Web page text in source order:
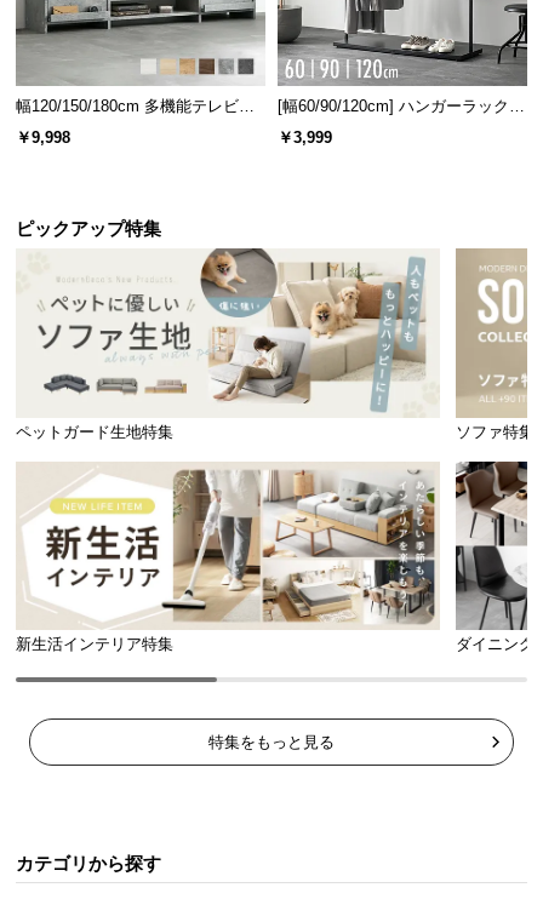
幅120/150/180cm 多機能テレビボ
ード 木目/石目調 オープン収納・
￥9,998
[幅60/90/120cm] ハンガーラック
スチール 4段階高さ調節 サイドフ
￥3,999
ピックアップ特集
ペットガード生地特集 ソファ特集
新生活インテリア特集 ダイニング
特集をもっと見る
カテゴリから探す